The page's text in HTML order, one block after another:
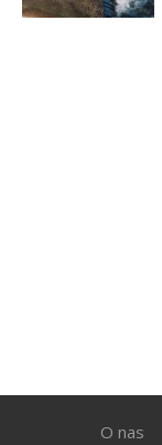
O nas